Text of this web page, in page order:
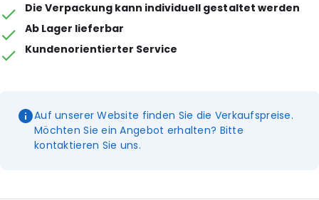
Die Verpackung kann individuell gestaltet werden
Ab Lager lieferbar
Kundenorientierter Service
Auf unserer Website finden Sie die Verkaufspreise.
Möchten Sie ein Angebot erhalten? Bitte
kontaktieren Sie uns.